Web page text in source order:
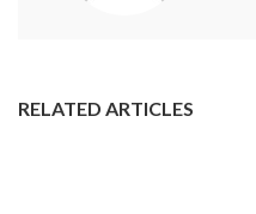
RELATED ARTICLES